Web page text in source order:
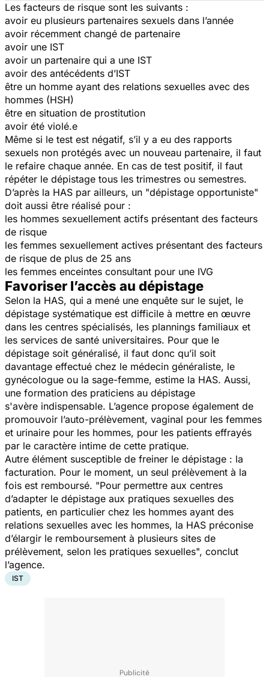
Les facteurs de risque sont les suivants :
avoir eu plusieurs partenaires sexuels dans l’année
avoir récemment changé de partenaire
avoir une IST
avoir un partenaire qui a une IST
avoir des antécédents d’IST
être un homme ayant des relations sexuelles avec des
hommes (HSH)
être en situation de prostitution
avoir été violé.e
Même si le test est négatif, s’il y a eu des rapports
sexuels non protégés avec un nouveau partenaire, il faut
le refaire chaque année. En cas de test positif, il faut
répéter le dépistage tous les trimestres ou semestres.
D’après la HAS par ailleurs, un "dépistage opportuniste"
doit aussi être réalisé pour :
les hommes sexuellement actifs présentant des facteurs
de risque
les femmes sexuellement actives présentant des facteurs
de risque de plus de 25 ans
les femmes enceintes consultant pour une IVG
Favoriser l’accès au dépistage
Selon la HAS, qui a mené une enquête sur le sujet, le
dépistage systématique est difficile à mettre en œuvre
dans les centres spécialisés, les plannings familiaux et
les services de santé universitaires. Pour que le
dépistage soit généralisé, il faut donc qu’il soit
davantage effectué chez le médecin généraliste, le
gynécologue ou la sage-femme, estime la HAS. Aussi,
une formation des praticiens au dépistage
s'avère indispensable. L’agence propose également de
promouvoir l’auto-prélèvement, vaginal pour les femmes
et urinaire pour les hommes, pour les patients effrayés
par le caractère intime de cette pratique.
Autre élément susceptible de freiner le dépistage : la
facturation. Pour le moment, un seul prélèvement à la
fois est remboursé. "Pour permettre aux centres
d’adapter le dépistage aux pratiques sexuelles des
patients, en particulier chez les hommes ayant des
relations sexuelles avec les hommes, la HAS préconise
d’élargir le remboursement à plusieurs sites de
prélèvement, selon les pratiques sexuelles", conclut
l’agence.
IST